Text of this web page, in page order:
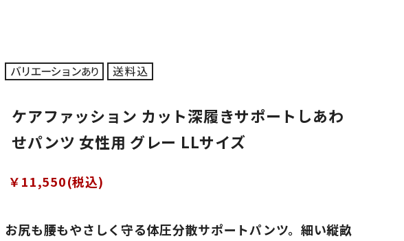
お尻も腰もやさしく守る体圧分散サポートパンツ。細い縦畝
ケアファッション カット深履きサポートしあわ
せパンツ 女性用 グレー LLサイズ
￥11,550(税込)